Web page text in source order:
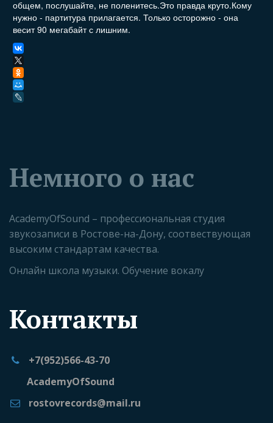
общем, послушайте, не поленитесь.Это правда круто.Кому
нужно - партитура прилагается. Только осторожно - она
весит 90 мегабайт с лишним.
Немного о нас
AcademyOfSound – профессиональная студия
звукозаписи в Ростове-на-Дону, соотвествующая
высоким стандартам качества.
Онлайн школа музыки. Обучение вокалу
Контакты
+7(952)566-43-70
AcademyOfSound
rostovrecords@mail.ru